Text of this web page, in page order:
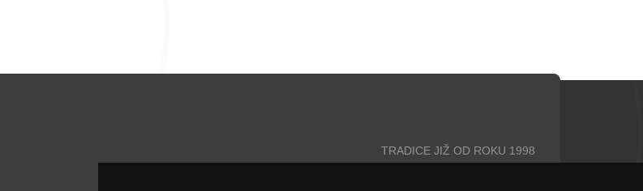
TRADICE JIŽ OD ROKU 1998